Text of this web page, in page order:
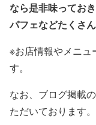
なら是非味ってお
パフェなどたくさ
※お店情報やメニュ
す。
なお、ブログ掲載
ただいております。